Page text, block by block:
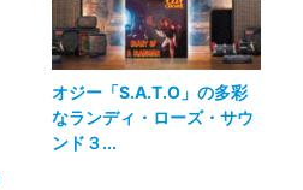
オジー「S.A.T.O」の多彩
なランディ・ローズ・サウ
ンド３...